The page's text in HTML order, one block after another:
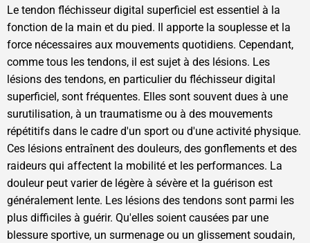
Le tendon fléchisseur digital superficiel est essentiel à la
fonction de la main et du pied. Il apporte la souplesse et la
force nécessaires aux mouvements quotidiens. Cependant,
comme tous les tendons, il est sujet à des lésions. Les
lésions des tendons, en particulier du fléchisseur digital
superficiel, sont fréquentes. Elles sont souvent dues à une
surutilisation, à un traumatisme ou à des mouvements
répétitifs dans le cadre d'un sport ou d'une activité physique.
Ces lésions entraînent des douleurs, des gonflements et des
raideurs qui affectent la mobilité et les performances. La
douleur peut varier de légère à sévère et la guérison est
généralement lente. Les lésions des tendons sont parmi les
plus difficiles à guérir. Qu'elles soient causées par une
blessure sportive, un surmenage ou un glissement soudain,